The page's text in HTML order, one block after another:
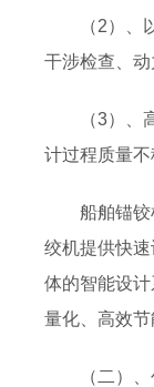
（2）
干涉检查、动
（3）
计过程质量不
船舶锚
绞机提供快
体的智能设
量化、高效节
（二）